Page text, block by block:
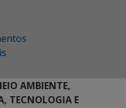
AMBIENTE,
TECNOLOGIA E